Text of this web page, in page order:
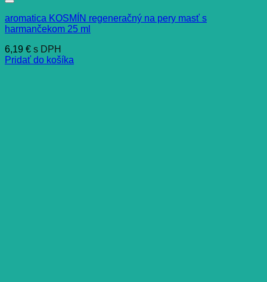
aromatica KOSMÍN regeneračný na pery masť s
harmančekom 25 ml
6,19 € s DPH
Pridať do košíka